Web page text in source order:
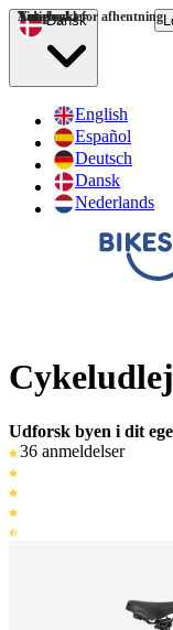
Dansk
English
Español
Deutsch
Dansk
Nederlands
Udforsk byen i dit
36 anmeldelser
Tidspunkt for afhentning
Antal cykler
Varighed